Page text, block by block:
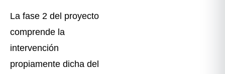
La fase 2 del proyecto
comprende la
intervención
propiamente dicha del